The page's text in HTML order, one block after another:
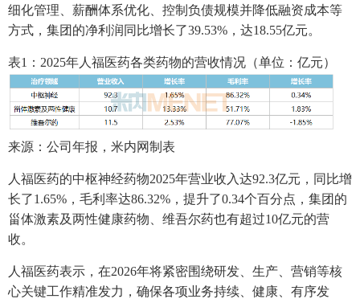
细化管理、薪酬体系优化、控制负债规模并降低融资成本等
方式，集团的净利润同比增长了39.53%，达18.55亿元。
表1：2025年人福医药各类药物的营收情况（单位：亿元）
来源：公司年报，米内网制表
人福医药的中枢神经药物2025年营业收入达92.3亿元，同比增
长了1.65%，毛利率达86.32%，提升了0.34个百分点，集团的
甾体激素及两性健康药物、维吾尔药也有超过10亿元的营
收。
人福医药表示，在2026年将紧密围绕研发、生产、营销等核
心关键工作精准发力，确保各项业务持续、健康、有序发